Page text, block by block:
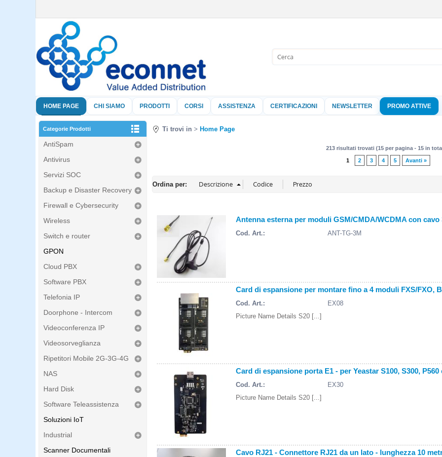
nome utente e
clicca sul
HOME PAGE CHI SIAMO PRODOTTI CORSI ASSISTENZA CERTIFICAZIONI NEWSLETTER PROMO ATTIVE
Categorie Prodotti
AntiSpam
Antivirus
Servizi SOC
Backup e Disaster Recovery
Firewall e Cybersecurity
Wireless
Switch e router
GPON
Cloud PBX
Software PBX
Telefonia IP
Doorphone - Intercom
Videoconferenza IP
Videosorveglianza
Ripetitori Mobile 2G-3G-4G
NAS
Hard Disk
Software Teleassistenza
Soluzioni IoT
Industrial
Scanner Documentali
Ti trovi in Home Page
213 risultati trovati (15 per pagina - 15 in
1 2 3 4 5 Avanti »
Ordina per:
Antenna esterna per moduli GSM/CMDA/WCDMA con cavo
Cod. Art.: ANT-TG-3M
Card di espansione per montare fino a 4 moduli FXS/FXO,
Cod. Art.:
EX08
Picture Name Details S20 [...]
Card di espansione porta E1 - per Yeastar S100, S300, P560
Cod. Art.:
EX30
Picture Name Details S20 [...]
Cavo RJ21 - Connettore RJ21 da un lato - lunghezza 10